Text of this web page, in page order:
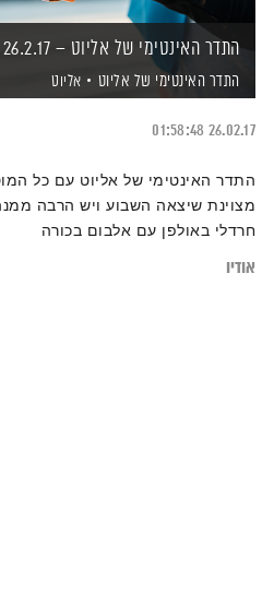
התדר האינטימי של אליוט – 26.2.17
התדר האינטימי של אליוט אליוט
26.02.17
01:58:48
התדר האינטימי של אליוט עם כל
מצוינת שיצאה השבוע ויש הרבה
חרדלי באולפן עם אלבום בכורה
אודיו